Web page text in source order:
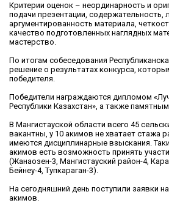
Критерии оценок – неординарность и
подачи презентации, содержательность,
аргументированность материала,
качество подготовленных наглядных
мастерство.
По итогам собеседования
решение о результатах конкурса,
победителя.
Победители награждаются дипломом
Республики Казахстан», а также
В Мангистауской области всего 45
вакантны, у 10 акимов не хватает стажа
имеются дисциплинарные взыскания.
акимов есть возможность принять
(Жанаозен-3, Мангистауский район-4,
Бейнеу-4, Тупкараган-3).
На сегодняшний день поступили заявки
акимов.